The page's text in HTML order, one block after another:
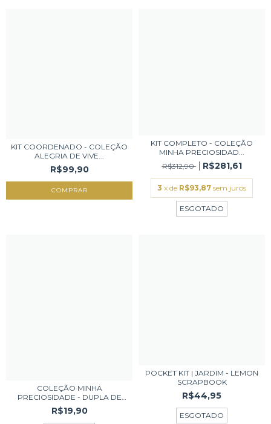
KIT COORDENADO - COLEÇÃO
ALEGRIA DE VIVE...
R$99,90
KIT COMPLETO - COLEÇÃO
MINHA PRECIOSIDAD...
R$312,90
R$281,61
3 x de R$93,87 sem juros
ESGOTADO
COLEÇÃO MINHA
PRECIOSIDADE - DUPLA DE
UR...
R$19,90
POCKET KIT | JARDIM - LEMON
SCRAPBOOK
R$44,95
ESGOTADO